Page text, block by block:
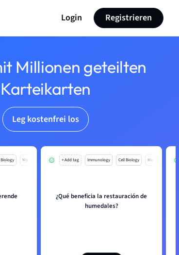
Login Registrieren
Millionen geteilten
Karteikarten
Leg kostenfrei los
Biology Mo + Add tag Immunology Cell Biology Mo
¿Qué beneficia la restauración de
humedales?